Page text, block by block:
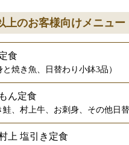
上のお客様向けメニュ
食
と焼き魚、日替わり小鉢3品）
ん定食
鮭、村上牛、お刺身、その他日
上 塩引き定食